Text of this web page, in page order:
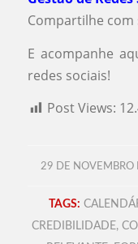
Compartilhe com
E acompanhe
redes sociais!
Post Views:
29 DE NOVEMBRO
TAGS:
CREDIBILIDADE,